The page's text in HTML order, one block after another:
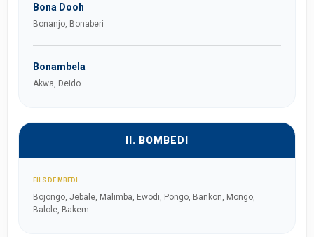
Bona Dooh
Bonanjo, Bonaberi
Bonambela
Akwa, Deido
II. BOMBEDI
FILS DE MBEDI
Bojongo, Jebale, Malimba, Ewodi, Pongo, Bankon, Mongo,
Balole, Bakem.